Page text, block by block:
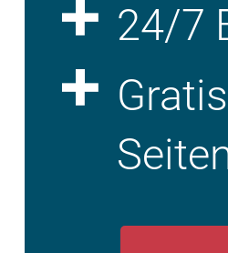
24/7